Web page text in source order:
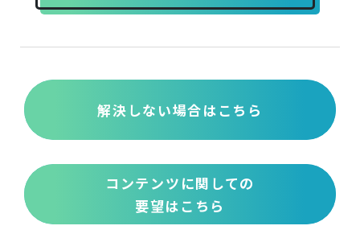
解決しない場合はこちら
コンテンツに関しての
要望はこちら